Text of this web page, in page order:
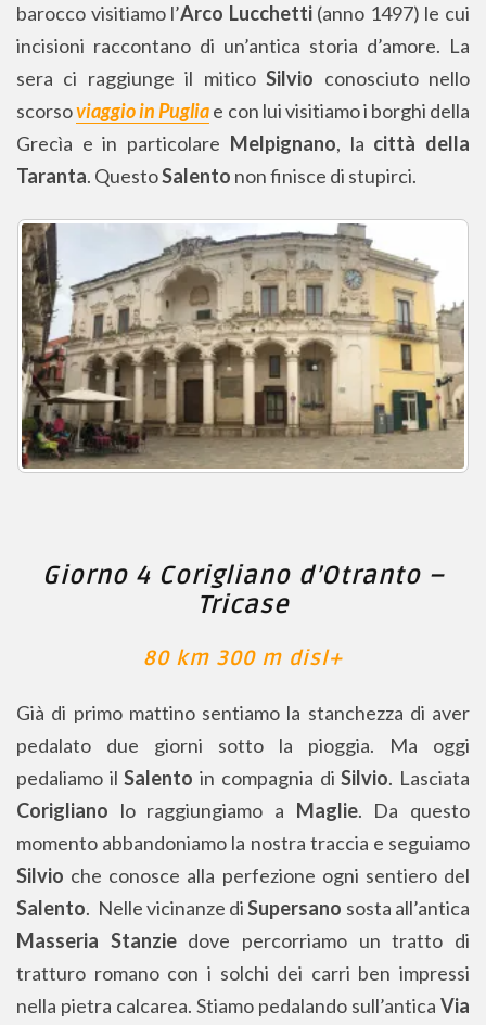
barocco visitiamo l’Arco Lucchetti(anno 1497) le cui
incisioni raccontano di un’antica storia d’amore. La
sera ci raggiunge il miticoSilvio conosciuto nello
scorsoviaggio in Pugliae con lui visitiamo i borghi della
Grecìa e in particolare Melpignano, la città della
Taranta. QuestoSalento non finisce di stupirci.
Giorno 4 Corigliano d’Otranto –
Tricase
80 km 300 m disl+
Già di primo mattino sentiamo la stanchezza di aver
pedalato due giorni sotto la pioggia. Ma oggi
pedaliamo ilSalento in compagnia diSilvio. Lasciata
Corigliano lo raggiungiamo a Maglie. Da questo
momento abbandoniamo la nostra traccia e seguiamo
Silvio che conosce alla perfezione ogni sentiero del
Salento. Nelle vicinanze diSupersano sosta all’antica
Masseria Stanziedove percorriamo un tratto di
tratturo romano con i solchi dei carri ben impressi
nella pietra calcarea. Stiamo pedalando sull’antica Via